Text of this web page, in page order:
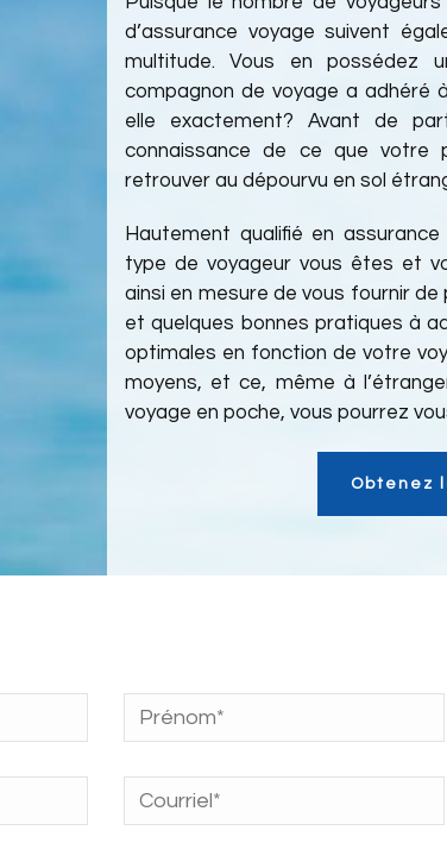
d’assurance voyage suivent
multitude. Vous en
compagnon de voyage a adhéré
elle exactement? Avant de
connaissance de ce que votre
retrouver au dépourvu en sol
Hautement qualifié en
type de voyageur vous êtes et
ainsi en mesure de vous fournir
et quelques bonnes pratiques à
optimales en fonction de votre
moyens, et ce, même à
voyage en poche, vous pourrez
Obtenez